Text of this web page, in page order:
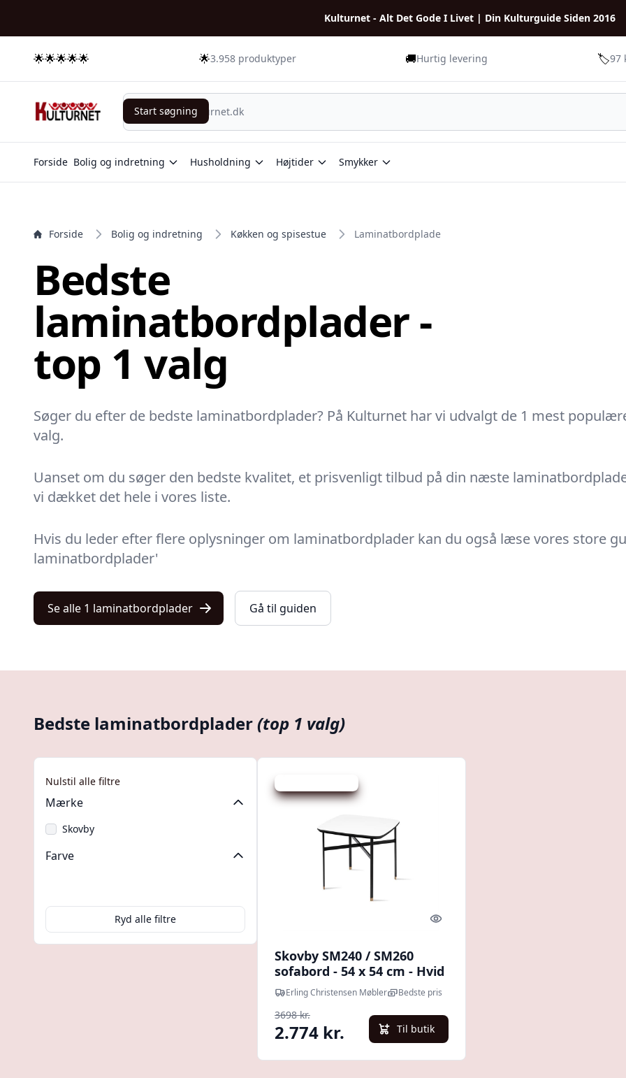
Kulturnet - Alt Det Gode I Livet | Din Kulturguide Siden 2016
🌟🌟🌟🌟🌟 🌟3.958 produktyper 🚚Hurtig levering 🏷️97
Start søgning
Start søgning
Forside Bolig og indretning Husholdning Højtider Smykker
Forside Bolig og indretning Køkken og spisestue Laminatbordplade
Bedste
laminatbordplader -
top 1 valg
Søger du efter de bedste laminatbordplader? På Kulturnet har vi udvalgt de 1 mest
valg.
Uanset om du søger den bedste kvalitet, et prisvenligt tilbud på din næste
vi dækket det hele i vores liste.
Hvis du leder efter flere oplysninger om laminatbordplader kan du også læse vores store
laminatbordplader'
Se alle 1 laminatbordplader Gå til guiden
Bedste laminatbordplader(top 1 valg)
Nulstil alle filtre
Mærke
Skovby
Farve
Ryd alle filtre Quick look
Skovby SM240 / SM260
sofabord - 54 x 54 cm - Hvid
laminatbordplade : Erling
Christensen Møbler
Erling Christensen Møbler Bedste pris
3698 kr.
2.774 kr. Til butik